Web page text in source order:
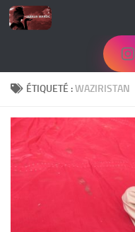
Skip to content
ÉTIQUETÉ :WAZIRISTAN